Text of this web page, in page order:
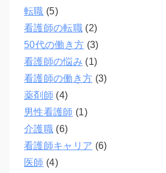
転職 (5)
看護師の転職(2)
50代の働き方 (3)
看護師の悩み (1)
看護師の働き方 (3)
薬剤師 (4)
男性看護師 (1)
介護職(6)
看護師キャリア (6)
医師 (4)